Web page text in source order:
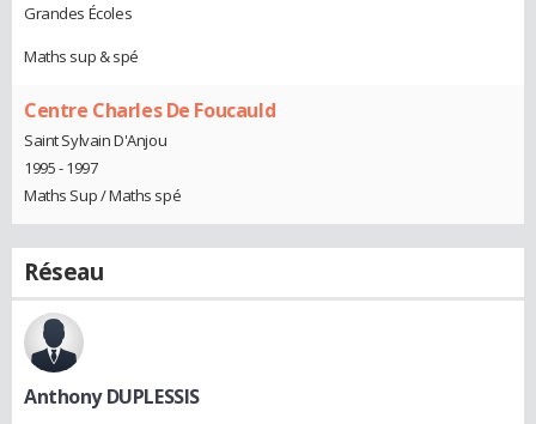
Grandes Écoles
Maths sup & spé
Centre Charles De Foucauld
Saint Sylvain D'Anjou
1995 - 1997
Maths Sup / Maths spé
Réseau
Anthony DUPLESSIS